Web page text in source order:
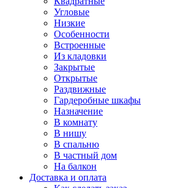
Угловые
Низкие
Особенности
Встроенные
Из кладовки
Закрытые
Открытые
Раздвижные
Гардеробные шкафы
Назначение
В комнату
В нишу
В спальню
В частный дом
На балкон
Доставка и оплата